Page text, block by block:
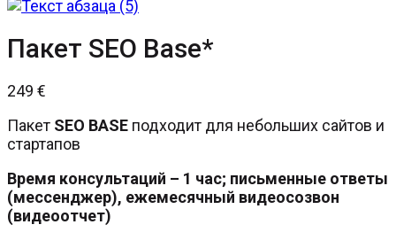
Пакет SEO Base*
249 €
Пакет SEO BASE подходит для небольших сайтов и
стартапов
Время консультаций – 1 час; письменные ответы
(мессенджер), ежемесячный видеосозвон
(видеоотчет)